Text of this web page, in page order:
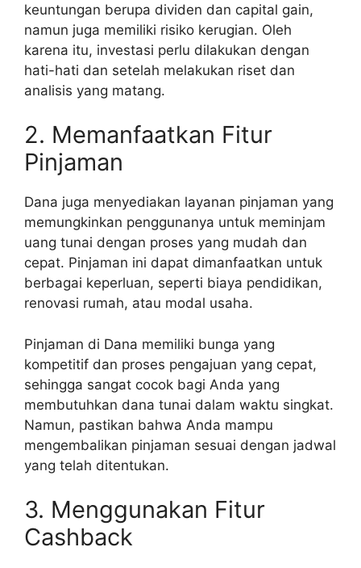
keuntungan berupa dividen dan capital gain,
namun juga memiliki risiko kerugian. Oleh
karena itu, investasi perlu dilakukan dengan
hati-hati dan setelah melakukan riset dan
analisis yang matang.
2. Memanfaatkan Fitur
Pinjaman
Dana juga menyediakan layanan pinjaman yang
memungkinkan penggunanya untuk meminjam
uang tunai dengan proses yang mudah dan
cepat. Pinjaman ini dapat dimanfaatkan untuk
berbagai keperluan, seperti biaya pendidikan,
renovasi rumah, atau modal usaha.
Pinjaman di Dana memiliki bunga yang
kompetitif dan proses pengajuan yang cepat,
sehingga sangat cocok bagi Anda yang
membutuhkan dana tunai dalam waktu singkat.
Namun, pastikan bahwa Anda mampu
mengembalikan pinjaman sesuai dengan jadwal
yang telah ditentukan.
3. Menggunakan Fitur
Cashback